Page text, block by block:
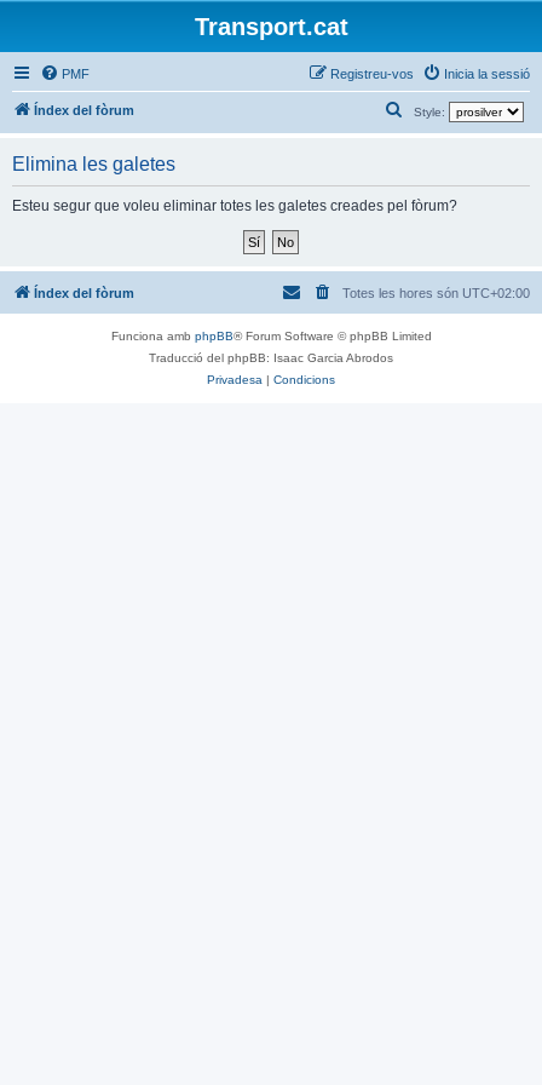
Transport.cat
PMF Inicia la sessió
Registreu-vos
Índex del fòrum Style:
e
Elimina les galetes
Esteu segur que voleu eliminar totes les galetes creades pel fòrum?
Índex del fòrum Totes les hores són UTC+02:00
Funciona amb phpBB® Forum Software © phpBB Limited
Traducció del phpBB: Isaac Garcia Abrodos
Privadesa | Condicions